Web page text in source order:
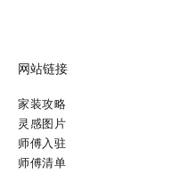
网站链接
家装攻略
灵感图片
师傅入驻
师傅清单